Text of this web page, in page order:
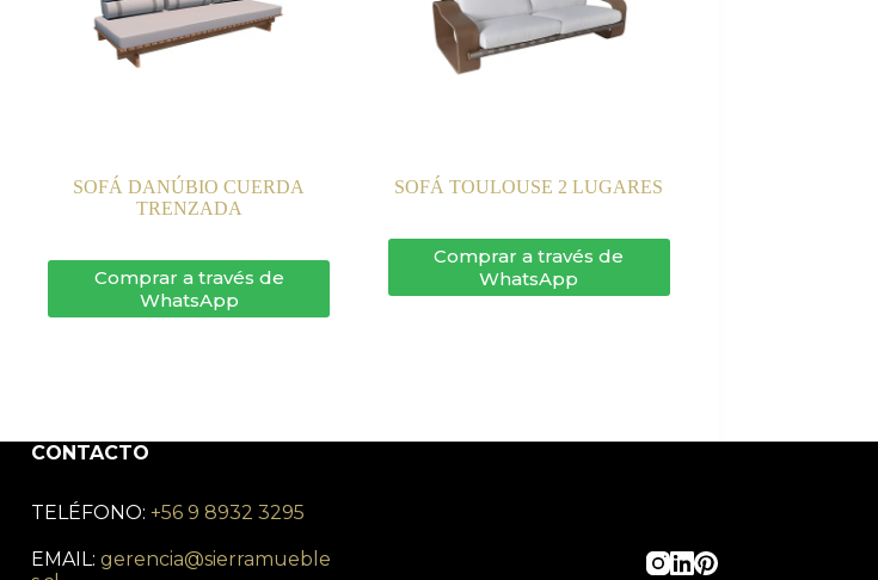
SOFÁ DANÚBIO CUERDA
TRENZADA
Comprar a través de
WhatsApp
SOFÁ TOULOUSE 2 LUGARES
Comprar a través de
WhatsApp
CONTACTO
TELÉFONO: +56 9 8932 3295
EMAIL: gerencia@sierramueble